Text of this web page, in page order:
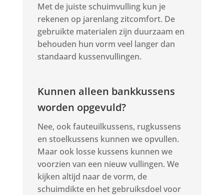
Met de juiste schuimvulling kun je
rekenen op jarenlang zitcomfort. De
gebruikte materialen zijn duurzaam en
behouden hun vorm veel langer dan
standaard kussenvullingen.
Kunnen alleen bankkussens
worden opgevuld?
Nee, ook fauteuilkussens, rugkussens
en stoelkussens kunnen we opvullen.
Maar ook losse kussens kunnen we
voorzien van een nieuw vullingen. We
kijken altijd naar de vorm, de
schuimdikte en het gebruiksdoel voor